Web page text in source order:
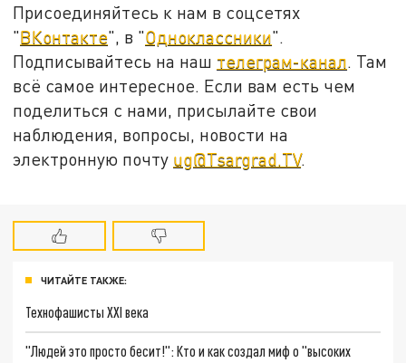
Присоединяйтесь к нам в соцсетях
"ВКонтакте", в "Одноклассники".
Подписывайтесь на наш телеграм-канал. Там
всё самое интересное. Если вам есть чем
поделиться с нами, присылайте свои
наблюдения, вопросы, новости на
электронную почту ug@Tsargrad.TV.
ЧИТАЙТЕ ТАКЖЕ:
Технофашисты XXI века
"Людей это просто бесит!": Кто и как создал миф о "высоких